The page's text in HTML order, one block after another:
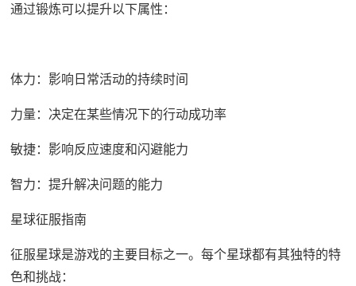
通过锻炼可以提升以下属性：
体力：影响日常活动的持续时间
力量：决定在某些情况下的行动成功率
敏捷：影响反应速度和闪避能力
智力：提升解决问题的能力
星球征服指南
征服星球是游戏的主要目标之一。每个星球都有其独特的特
色和挑战：